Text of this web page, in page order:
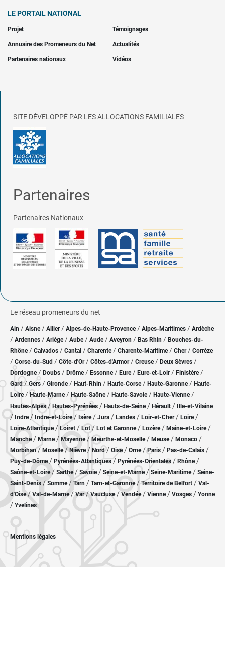
LE PORTAIL NATIONAL
Projet Témoignages
Annuaire des Promeneurs du Net Actualités
Partenaires nationaux Vidéos
SITE DÉVELOPPÉ PAR LES ALLOCATIONS FAMILIALES
Partenaires
Partenaires Nationaux
Le réseau promeneurs du net
Ain / Aisne/ Allier/ Alpes-de-Haute-Provence / Alpes-Maritimes / Ardèche
/ Ardennes / Ariège/ Aube/ Aude / Aveyron / Bas Rhin / Bouches-du-
Rhône/ Calvados / Cantal / Charente / Charente-Maritime/ Cher / Corrèze
/ Corse-du-Sud / Côte-d'Or / Côtes-d'Armor/ Creuse/ Deux Sèvres /
Dordogne/ Doubs / Drôme/ Essonne / Eure/ Eure-et-Loir / Finistère/
Gard/Gers / Gironde/ Haut-Rhin / Haute-Corse/ Haute-Garonne/ Haute-
Loire/Haute-Marne/ Haute-Saône/ Haute-Savoie/ Haute-Vienne/
Hautes-Alpes/ Hautes-Pyrénées / Hauts-de-Seine/ Hérault / Ille-et-Vilaine
/ Indre/ Indre-et-Loire/ Isère/ Jura / Landes / Loir-et-Cher/ Loire/
Loire-Atlantique/ Loiret / Lot/ Lot et Garonne/ Lozère / Maine-et-Loire/
Manche/ Marne/ Mayenne/ Meurthe-et-Moselle/ Meuse/ Monaco /
Morbihan/ Moselle/ Nièvre / Nord/ Oise / Orne/Paris / Pas-de-Calais /
Puy-de-Dôme/ Pyrénées-Atlantiques / Pyrénées-Orientales / Rhône/
Saône-et-Loire/ Sarthe/ Savoie/ Seine-et-Marne/ Seine-Maritime/ Seine-
Saint-Denis /Somme/ Tarn / Tarn-et-Garonne/Territoire de Belfort / Val-
d'Oise/ Val-de-Marne/Var/Vaucluse/ Vendée/ Vienne/ Vosges / Yonne
/ Yvelines
Mentions légales